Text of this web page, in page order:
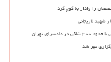
را وادار به کوچ کرد
شهید لاریجانی
تهران
مهر شد